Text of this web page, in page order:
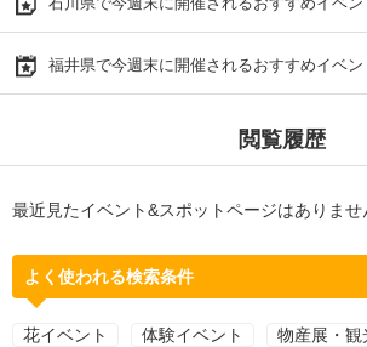
福井県で今週末に開催されるおすすめイベン
閲覧履歴
最近見たイベント&スポットページはありませ
よく使われる検索条件
花イベント 体験イベント 物産展・観